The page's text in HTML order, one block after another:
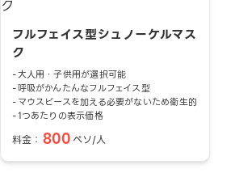
フルフェイス型シュノーケルマス
ク
大人用・子供用が選択可能
呼吸がかんたんなフルフェイス型
マウスピースを加える必要がないため衛生的
1つあたりの表示価格
料金： 800 ペソ/人